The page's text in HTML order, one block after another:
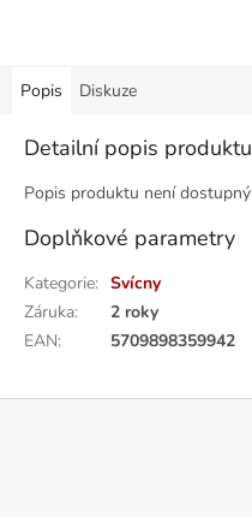
Popis Diskuze
Detailní popis produktu
Popis produktu není dostupný
Doplňkové parametry
Kategorie: Svícny
Záruka:
2 roky
EAN: 5709898359942
Z